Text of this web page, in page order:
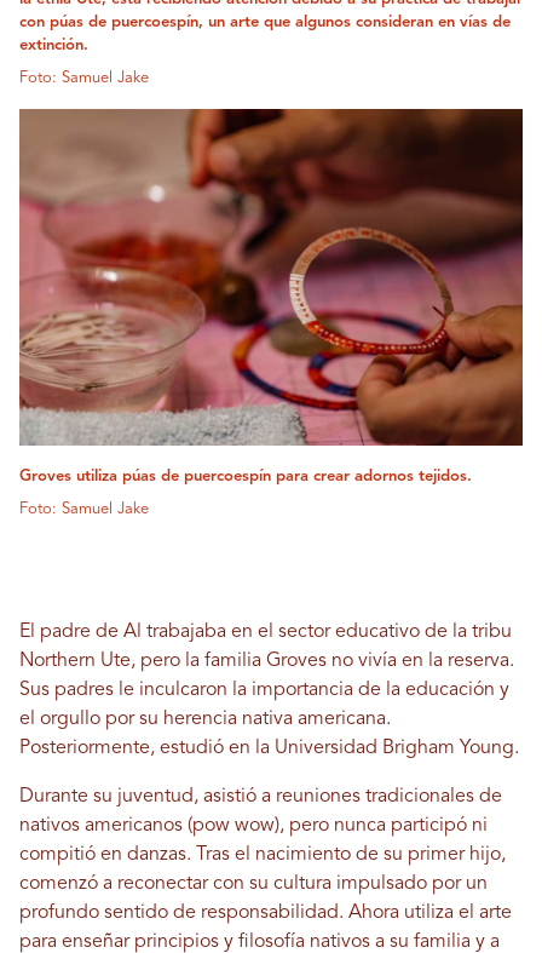
con púas de puercoespín, un arte que algunos consideran en vías de
extinción.
Foto: Samuel Jake
Groves utiliza púas de puercoespín para crear adornos tejidos.
Foto: Samuel Jake
El padre de Al trabajaba en el sector educativo de la tribu
Northern Ute, pero la familia Groves no vivía en la reserva.
Sus padres le inculcaron la importancia de la educación y
el orgullo por su herencia nativa americana.
Posteriormente, estudió en la Universidad Brigham Young.
Durante su juventud, asistió a reuniones tradicionales de
nativos americanos (pow wow), pero nunca participó ni
compitió en danzas. Tras el nacimiento de su primer hijo,
comenzó a reconectar con su cultura impulsado por un
profundo sentido de responsabilidad. Ahora utiliza el arte
para enseñar principios y filosofía nativos a su familia y a